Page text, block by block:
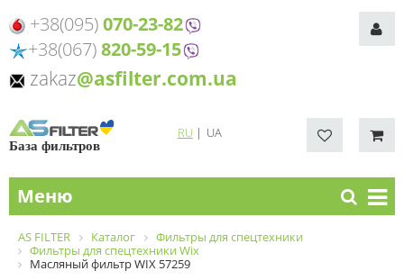
+38(095)070-23-82
+38(067)820-59-15
zakaz@asfilter.com.ua
База фильтров
RU| UA
Меню
AS FILTER Каталог
Фильтры для спецтехники
Фильтры для спецтехники Wix
Масляный фильтр WIX 57259